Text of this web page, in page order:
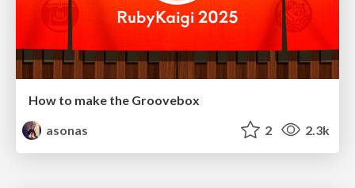
How to make the Groovebox
asonas
2 2.3k